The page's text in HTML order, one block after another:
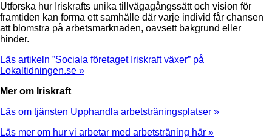
Utforska hur Iriskrafts unika tillvägagångssätt och vision för
framtiden kan forma ett samhälle där varje individ får chansen
att blomstra på arbetsmarknaden, oavsett bakgrund eller
hinder.
Läs artikeln ”Sociala företaget Iriskraft växer” på
Lokaltidningen.se »
Mer om Iriskraft
Läs om tjänsten Upphandla arbetsträningsplatser »
Läs mer om hur vi arbetar med arbetsträning här »